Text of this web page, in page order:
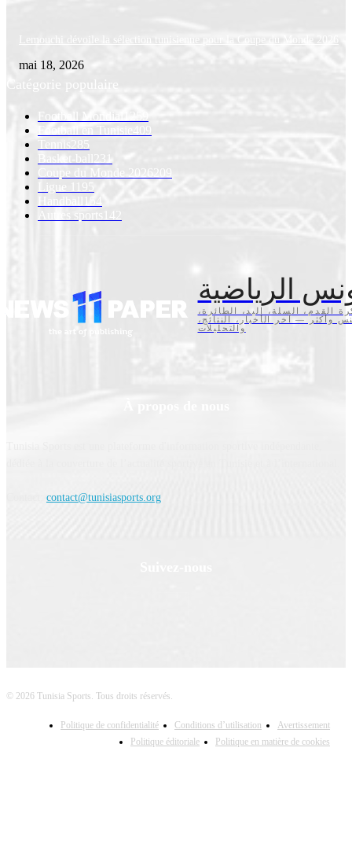
Lemouchi dévoile la sélection tunisienne pour la Coupe du Monde 2026
mai 18, 2026
Catégorie populaire
Football Mondial
1259
Football en Tunisie 409
Tennis
285
Basket-ball
231
Coupe du Monde 2026 209
Ligue 1
195
Handball
154
Autres sports 142
الرياضية
القدم، السلة، اليد، الطائرة،
وأكثر — آخر الأخبار، النتائج،
والتحليلات
contact@tunisiasports.org
© 2026 Tunisia Sports. Tous droits réservés.
Politique de confidentialité Conditions d’utilisation
Avertissement
Politique éditoriale
Politique en matière de cookies